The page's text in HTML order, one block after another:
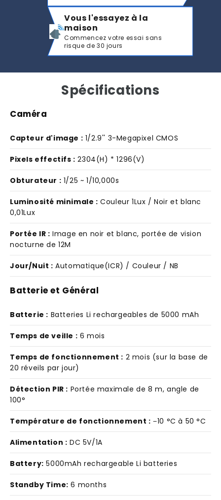
Vous l'essayez à la
maison
Commencez votre essai sans
risque de 30 jours
Spécifications
Caméra
Capteur d'image : 1/2.9'' 3-Megapixel CMOS
Pixels effectifs : 2304(H) * 1296(V)
Obturateur : 1/25 ~ 1/10,000s
Luminosité minimale : Couleur 1Lux / Noir et blanc
0,01Lux
Portée IR : Image en noir et blanc, portée de vision
nocturne de 12M
Jour/Nuit : Automatique(ICR) / Couleur / NB
Batterie et Général
Batterie : Batteries Li rechargeables de 5000 mAh
Temps de veille : 6 mois
Temps de fonctionnement : 2 mois (sur la base de
20 réveils par jour)
Détection PIR : Portée maximale de 8 m, angle de
100°
Température de fonctionnement : −10 °C à 50 °C
Alimentation : DC 5V/1A
Battery: 5000mAh rechargeable Li batteries
Standby Time: 6 months